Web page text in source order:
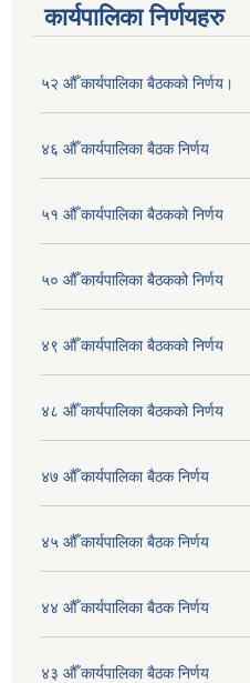
कार्यपालिका निर्णयहरु
५२ औँ कार्यपालिका बैठकको निर्णय।
४६ औँ कार्यपालिका बैठक निर्णय
५१ औँ कार्यपालिका बैठकको निर्णय
५० औँ कार्यपालिका बैठकको निर्णय
४९ औँ कार्यपालिका बैठकको निर्णय
४८ औँ कार्यपालिका बैठकको निर्णय
४७ औँ कार्यपालिका बैठक निर्णय
४५ औँ कार्यपालिका बैठक निर्णय
४४ औँ कार्यपालिका बैठक निर्णय
४३ औँ कार्यपालिका बैठक निर्णय